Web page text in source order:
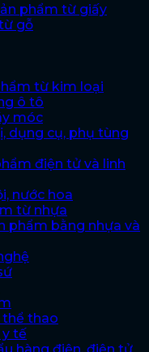
phẩm từ giấy
gỗ
từ kim loại
ô tô
móc
dụng cụ, phụ tùng
điện tử và linh
nước hoa
từ nhựa
phẩm bằng nhựa và
thể thao
y tế